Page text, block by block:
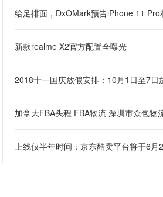
给足排面，DxOMark预告iPhone 11 Pro
新款realme X2官方配置全曝光
2018十一国庆放假安排：10月1日至7日
加拿大FBA头程 FBA物流 深圳市众包物
上线仅半年时间：京东酷卖平台将于6月